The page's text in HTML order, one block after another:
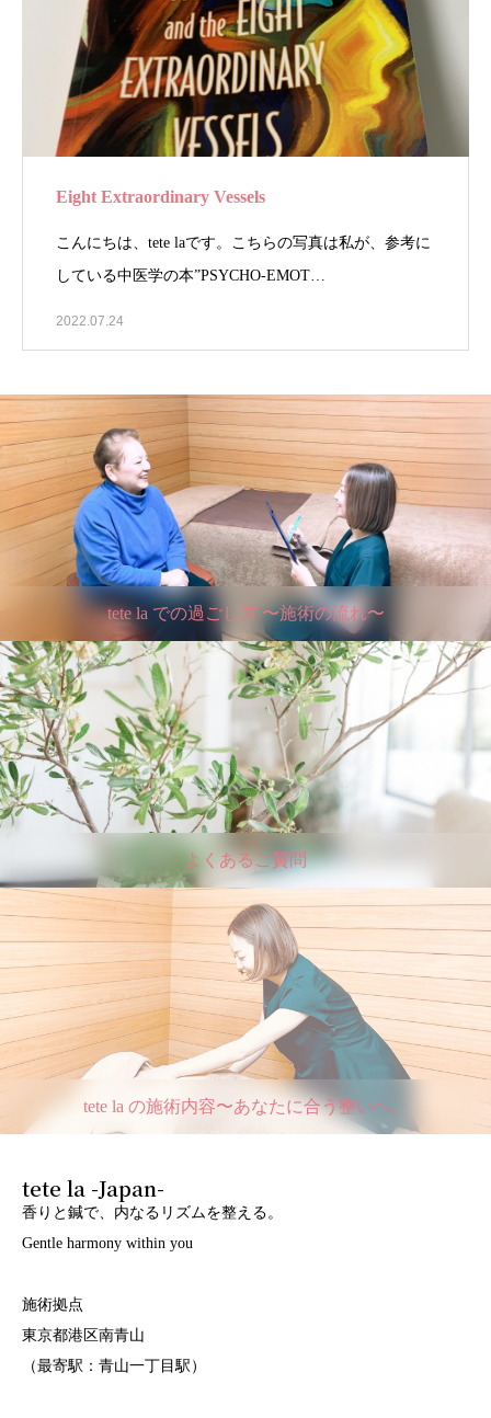
Eight Extraordinary Vessels
こんにちは、tete laです。こちらの写真は私が、参考に
している中医学の本”PSYCHO-EMOT…
2022.07.24
tete la での過ごし方 〜施術の流れ〜
よくあるご質問
tete la の施術内容〜あなたに合う整いへ。
tete la -Japan-
香りと鍼で、内なるリズムを整える。
Gentle harmony within you
施術拠点
東京都港区南青山
（最寄駅：青山一丁目駅）